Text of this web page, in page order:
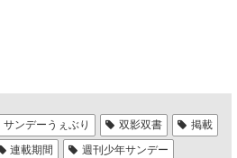
サンデーうぇぶり 双影双書
掲載
連載期間 週刊少年サンデー